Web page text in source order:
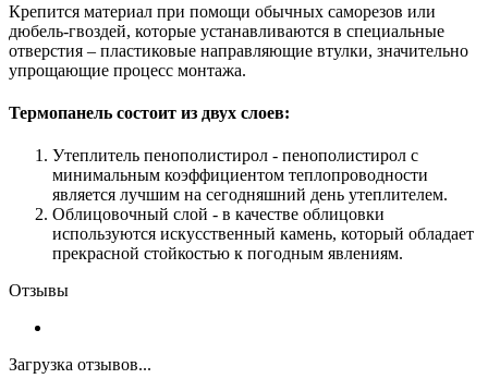
Крепится материал при помощи обычных саморезов или
дюбель-гвоздей, которые устанавливаются в специальные
отверстия – пластиковые направляющие втулки, значительно
упрощающие процесс монтажа.
Термопанель состоит из двух слоев:
Утеплитель пенополистирол - пенополистирол с
минимальным коэффициентом теплопроводности
является лучшим на сегодняшний день утеплителем.
Облицовочный слой - в качестве облицовки
используются искусственный камень, который обладает
прекрасной стойкостью к погодным явлениям.
Отзывы
Загрузка отзывов...